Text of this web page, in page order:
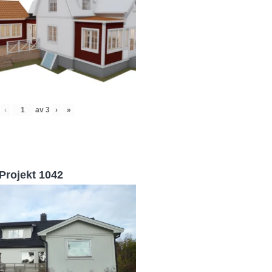
‹ av 3 › »
1042